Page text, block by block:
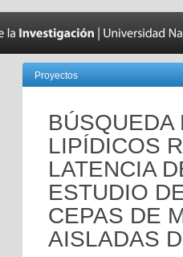
Proyectos
BÚSQUEDA
LIPÍDICOS
LATENCIA
ESTUDIO
CEPAS DE
AISLADAS